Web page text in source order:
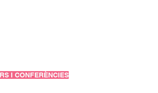
I CONFERÈNCIES